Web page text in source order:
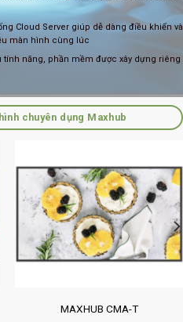
Cloud Server giúp dễ dàng điều khiển và
màn hình cùng lúc
tính năng, phần mềm được xây dựng riêng
chuyên dụng Maxhub
MAXHUB CMA-T